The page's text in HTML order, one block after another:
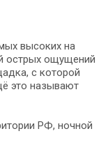
высоких на
острых ощущений
с которой
это называют
РФ, ночной